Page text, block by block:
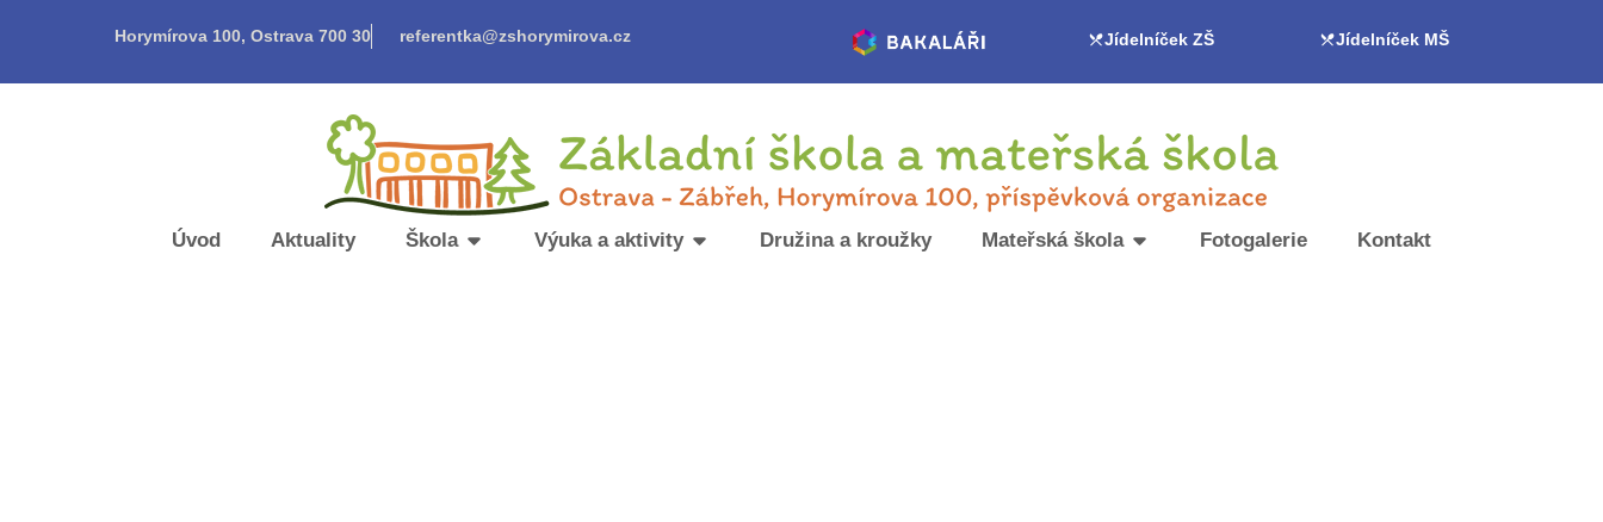
Horymírova 100, Ostrava 700 30 referentka@zshorymirova.cz Jídelníček ZŠ Jídelníček MŠ
Úvod Aktuality Škola Výuka a aktivity Družina a kroužky Mateřská škola Fotogalerie Kontakt